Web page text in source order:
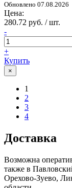
Обновлено 07.08.2026
Цена:
280.72 руб. / шт.
-
+
Купить
×
1
2
3
4
Доставка
Возможна
также в
Орехово-Зуево,